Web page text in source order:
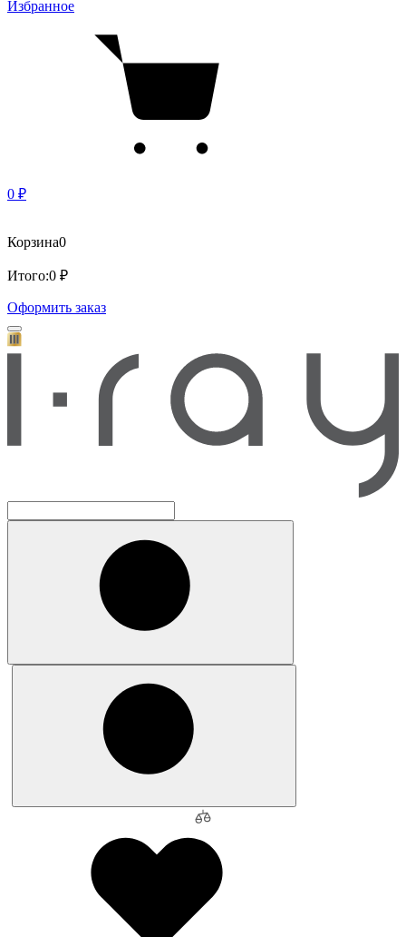
Избранное
0 ₽
Корзина0
Итого:0 ₽
Оформить заказ